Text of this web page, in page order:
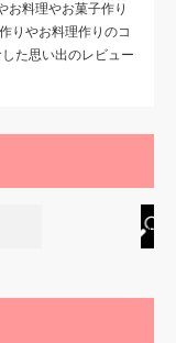
お料理やお菓子作り
りやお料理作りのコ
た思い出のレビュー